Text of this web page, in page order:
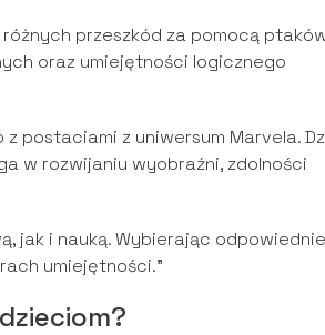
przeszkód za pomocą
oraz umiejętności logicznego
postaciami z uniwersum Marvela.
w rozwijaniu wyobraźni, zdolności
jak i nauką. Wybierając odpowiednie
umiejętności.”